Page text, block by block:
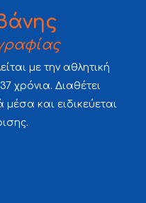
με την αθλητική
χρόνια. Διαθέτει
και ειδικεύεται